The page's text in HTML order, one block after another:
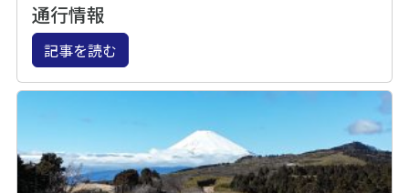
通行情報
記事を読む